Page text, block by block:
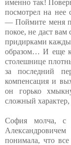
именно так!
посмотрел на нее
— Поймите меня
покое, не даст вам
придирками
образом… И еще
столешнице
за последний
компенсация и
он горько
сложный
София молча, с
понимала, что